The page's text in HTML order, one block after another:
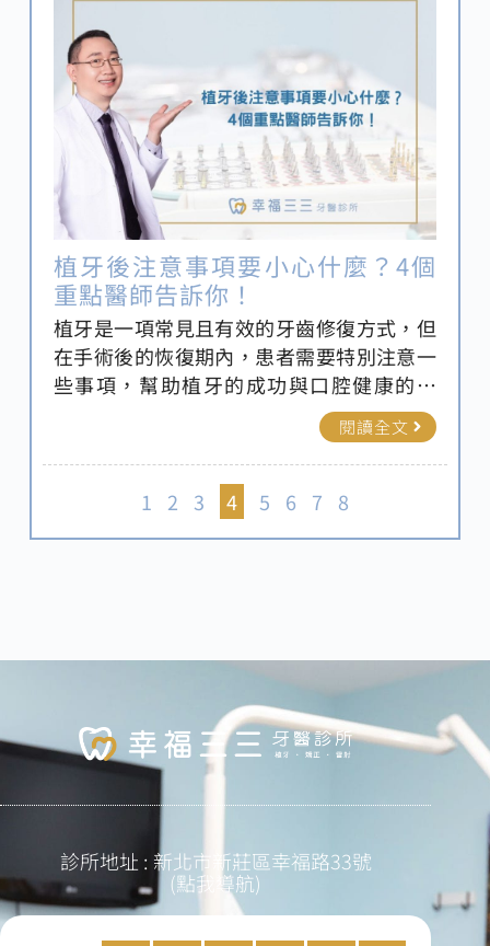
題，包括疼痛管理、飲食建議以及術後注意
事項，幫助您更好地了解這一過程並順利恢
復。
植牙後注意事項要小心什麼？4個
重點醫師告訴你！
植牙是一項常見且有效的牙齒修復方式，但
在手術後的恢復期內，患者需要特別注意一
些事項，幫助植牙的成功與口腔健康的維
持，新北新莊牙醫推薦-幸福三三牙醫特別提
醒您，在植牙後，有四個關鍵注意事項是您
必須留意的，這些建議由專業醫師提供，幫
助您順利度過恢復期，達到最佳的治療效
果。接下來，我們將詳細介紹植牙注意事項
閱讀全文
1 2 3 4 5 6 7 8
診所地址 : 新北市新莊區幸福路33號
(點我導航)